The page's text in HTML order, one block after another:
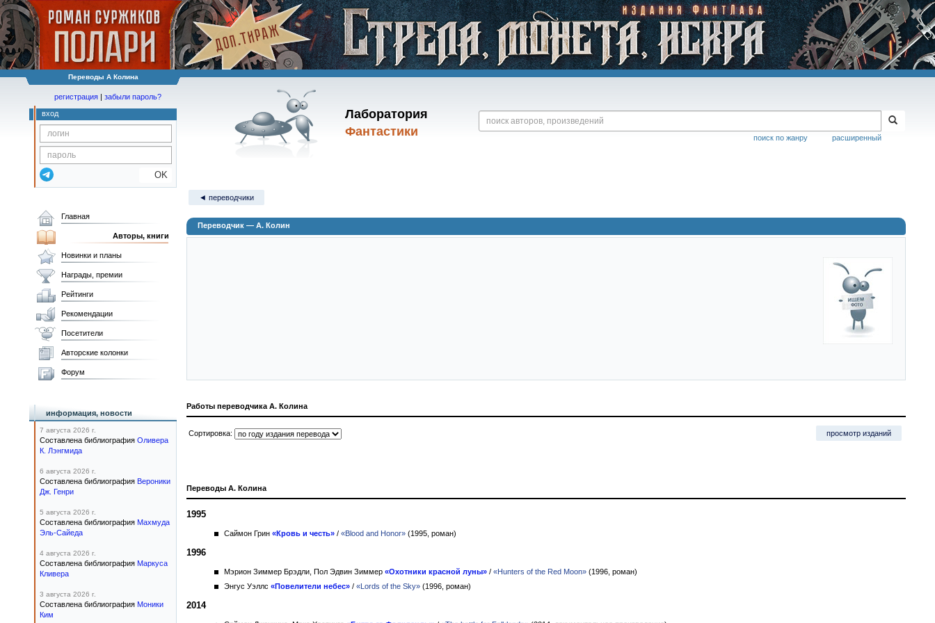
Переводы А Колина
Лаборатория
Фантастики
расширенный
поиск по жанру
регистрация | забыли пароль?
вход
OK
◄ переводчики
Переводчик — А. Колин
Работы переводчика А. Колина
Сортировка: просмотр изданий
Переводы А. Колина
1995
Саймон Грин «Кровь и честь» / «Blood and Honor» (1995, роман)
1996
Мэрион Зиммер Брэдли, Пол Эдвин Зиммер «Охотники красной луны» / «Hunters of the Red Moon» (1996, роман)
Энгус Уэллс «Повелители небес» / «Lords of the Sky» (1996, роман)
2014
Главная
Авторы, книги
Новинки и планы
Награды, премии
Рейтинги
Рекомендации
Посетители
Авторские колонки
Форум
информация, новости
7 августа 2026 г.
Составлена библиография Оливера
К. Лэнгмида
6 августа 2026 г.
Составлена библиография Вероники
Дж. Генри
5 августа 2026 г.
Составлена библиография Махмуда
Эль-Сайеда
4 августа 2026 г.
Составлена библиография Маркуса
Кливера
3 августа 2026 г.
Составлена библиография Моники
Ким